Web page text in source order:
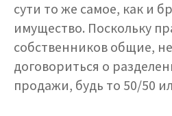
сути то же самое, как и
имущество. Поскольку
собственников общие,
договориться о
продажи, будь то 50/50